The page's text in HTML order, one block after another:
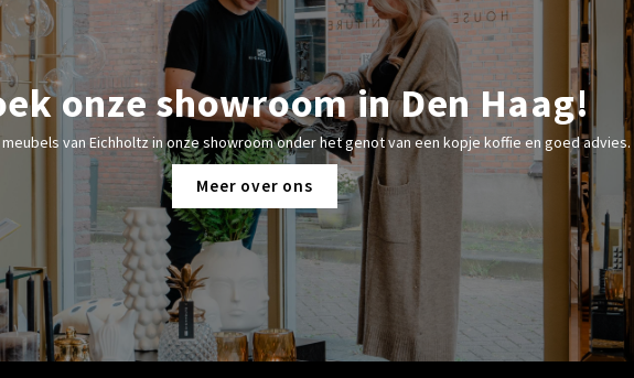
onze showroom in Den Haag!
van Eichholtz in onze showroom onder het genot van een kopje koffie en goed advies.
Meer over ons